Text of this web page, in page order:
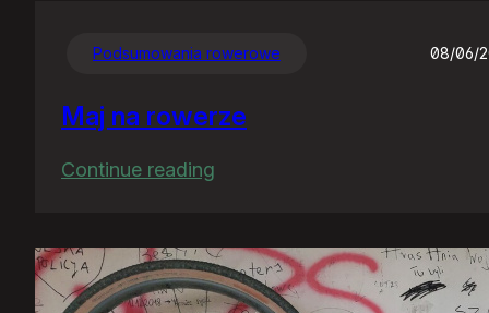
Podsumowania rowerowe 08/06/
Maj na rowerze
Continue reading
rowerze